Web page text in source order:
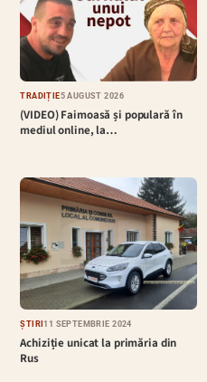
TRADIȚIE5 AUGUST 2026
(VIDEO) Faimoasă și populară în
mediul online, la…
ȘTIRI11 SEPTEMBRIE 2024
Achiziție unicat la primăria din
Rus